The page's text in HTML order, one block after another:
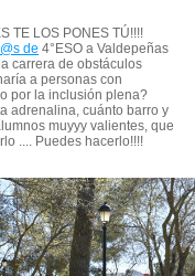
TE LOS PONES TÚ!!!!
de 4°ESO a Valdepeñas
carrera de obstáculos
a personas con
por la inclusión plena?
adrenalina, cuánto barro y
muyyy valientes, que
.... Puedes hacerlo!!!!